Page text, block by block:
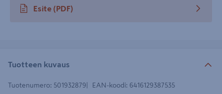
Esite (PDF)
avautuu uuteen välilehteen
Tuotteen kuvaus
Tuotenumero: 501932879 EAN-koodi: 6416129387535